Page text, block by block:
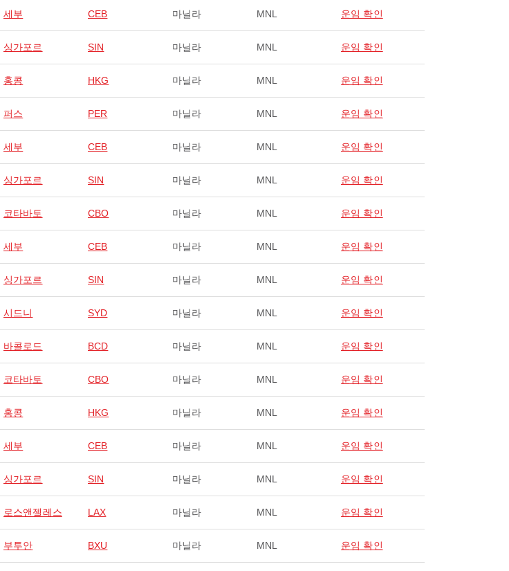
세부 CEB 마닐라 MNL 운임 확인
싱가포르 SIN 마닐라 MNL 운임 확인
홍콩 HKG 마닐라 MNL 운임 확인
퍼스 PER 마닐라 MNL 운임 확인
세부 CEB 마닐라 MNL 운임 확인
싱가포르 SIN 마닐라 MNL 운임 확인
코타바토 CBO 마닐라 MNL 운임 확인
세부 CEB 마닐라 MNL 운임 확인
싱가포르 SIN 마닐라 MNL 운임 확인
시드니 SYD 마닐라 MNL 운임 확인
바콜로드 BCD 마닐라 MNL 운임 확인
코타바토 CBO 마닐라 MNL 운임 확인
홍콩 HKG 마닐라 MNL 운임 확인
세부 CEB 마닐라 MNL 운임 확인
싱가포르 SIN 마닐라 MNL 운임 확인
로스앤젤레스 LAX 마닐라 MNL 운임 확인
부투안 BXU 마닐라 MNL 운임 확인